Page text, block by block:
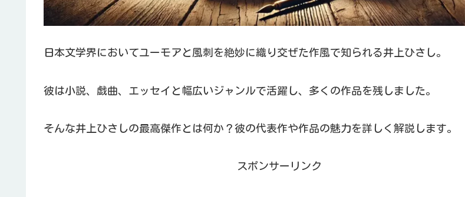
日本文学界においてユーモアと風刺を絶妙に織り交ぜた作風で知られる井上ひさし。
彼は小説、戯曲、エッセイと幅広いジャンルで活躍し、多くの作品を残しました。
そんな井上ひさしの最高傑作とは何か？彼の代表作や作品の魅力を詳しく解説します。
スポンサーリンク